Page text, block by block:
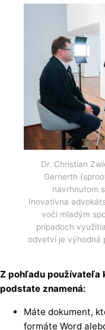
Dr. Christian
Gernerth
navrhnutom
Inovatívna
voči mladým
prípadoch
odvetví je výhodná
Z pohľadu používateľa
podstate znamená:
Máte dokument,
formáte Word